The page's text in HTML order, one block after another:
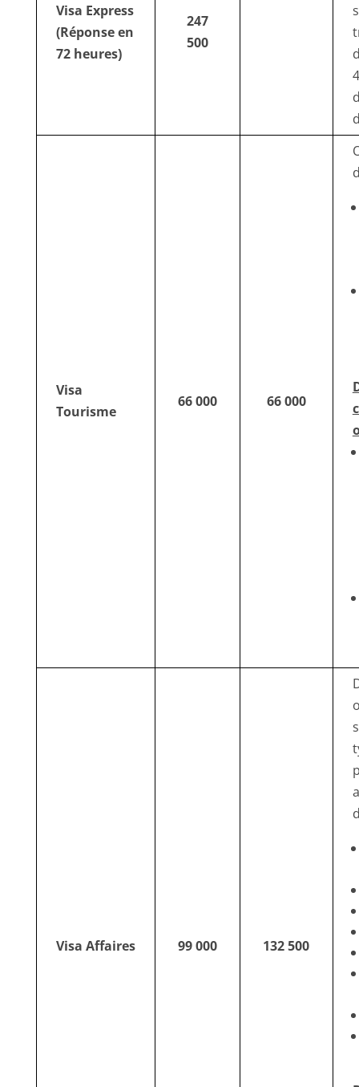
Visa Express
(Réponse en
72 heures)
247
500
Visa
Tourisme
66 000 66 000
Visa Affaires 99 000 132 500